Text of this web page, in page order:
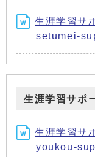
生涯学習サ
setumei-
生涯学習サポ
生涯学習サ
youkou-